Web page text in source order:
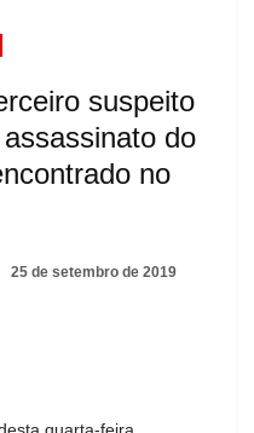
suspeito
do
no
25 de setembro de 2019